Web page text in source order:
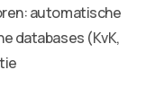
automatische
databases (KvK,